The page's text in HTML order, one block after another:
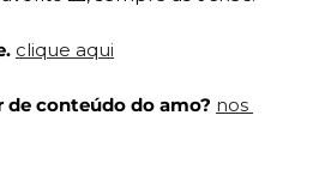
clique aqui
de conteúdo do amo? nos